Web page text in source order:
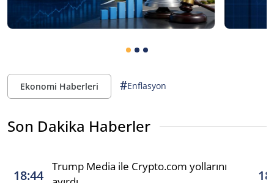
Ekonomi Haberleri #Enflasyon
Son Dakika Haberler
18:44
Trump Media ile Crypto.com yollarını